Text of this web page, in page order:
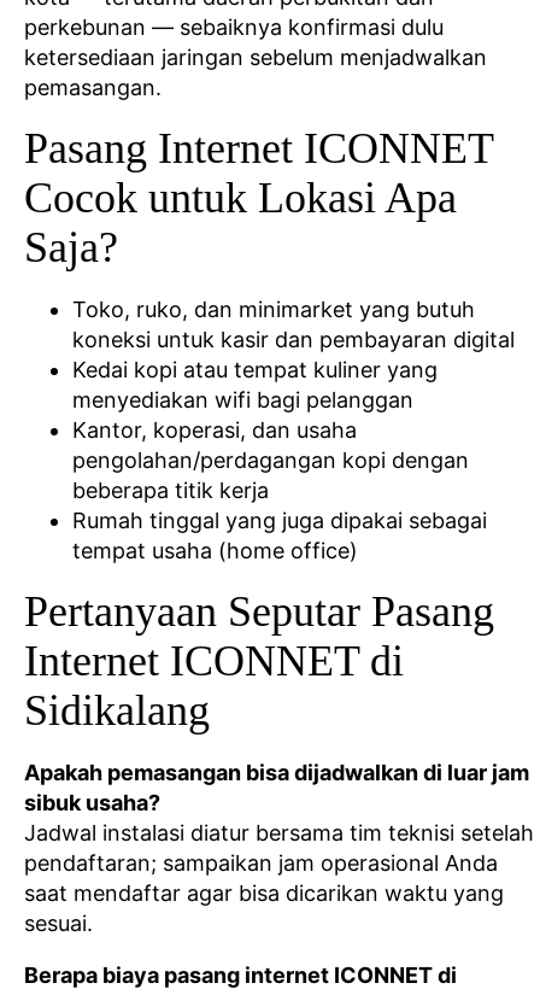
perkebunan — sebaiknya konfirmasi dulu
ketersediaan jaringan sebelum menjadwalkan
pemasangan.
Pasang Internet ICONNET
Cocok untuk Lokasi Apa
Saja?
Toko, ruko, dan minimarket yang butuh
koneksi untuk kasir dan pembayaran digital
Kedai kopi atau tempat kuliner yang
menyediakan wifi bagi pelanggan
Kantor, koperasi, dan usaha
pengolahan/perdagangan kopi dengan
beberapa titik kerja
Rumah tinggal yang juga dipakai sebagai
tempat usaha (home office)
Pertanyaan Seputar Pasang
Internet ICONNET di
Sidikalang
Apakah pemasangan bisa dijadwalkan di luar jam
sibuk usaha?
Jadwal instalasi diatur bersama tim teknisi setelah
pendaftaran; sampaikan jam operasional Anda
saat mendaftar agar bisa dicarikan waktu yang
sesuai.
Berapa biaya pasang internet ICONNET di